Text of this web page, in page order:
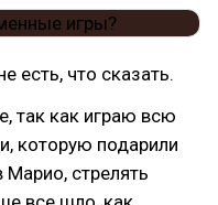
есть, что сказать.
так как играю всю
которую подарили
Марио, стрелять